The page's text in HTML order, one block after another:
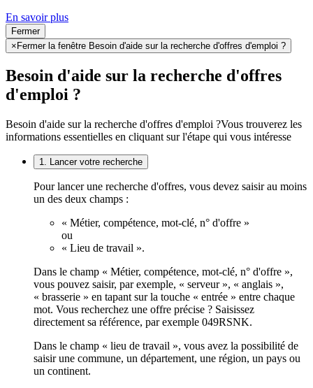
En savoir plus
Fermer
×Fermer la fenêtre Besoin d'aide sur la recherche d'offres d'emploi ?
Besoin d'aide sur la recherche d'offres
d'emploi ?
Besoin d'aide sur la recherche d'offres d'emploi ?Vous trouverez les
informations essentielles en cliquant sur l'étape qui vous intéresse
1. Lancer votre recherche
Pour lancer une recherche d'offres, vous devez saisir au moins
un des deux champs :
« Métier, compétence, mot-clé, n° d'offre »
ou
« Lieu de travail ».
Dans le champ « Métier, compétence, mot-clé, n° d'offre »,
vous pouvez saisir, par exemple, « serveur », « anglais »,
« brasserie » en tapant sur la touche « entrée » entre chaque
mot. Vous recherchez une offre précise ? Saisissez
directement sa référence, par exemple 049RSNK.
Dans le champ « lieu de travail », vous avez la possibilité de
saisir une commune, un département, une région, un pays ou
un continent.